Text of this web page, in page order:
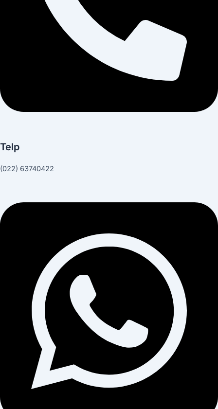
Telp
(022) 63740422